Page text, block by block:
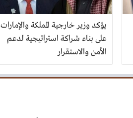
يؤكد وزير خارجية المملكة والإمارات
على بناء شراكة استراتيجية لدعم
الأمن والاستقرار